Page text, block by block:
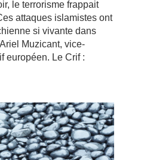
le terrorisme frappait
attaques islamistes ont
si vivante dans
Muzicant, vice-
européen. Le Crif :